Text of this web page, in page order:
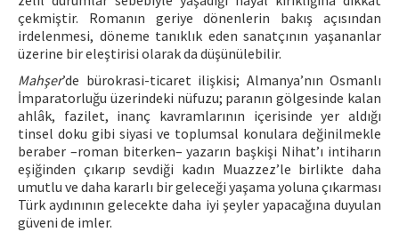
çekmiştir. Romanın geriye dönenlerin bakış açısından
irdelenmesi, döneme tanıklık eden sanatçının yaşananlar
üzerine bir eleştirisi olarak da düşünülebilir.
Mahşer’de bürokrasi-ticaret ilişkisi; Almanya’nın Osmanlı
İmparatorluğu üzerindeki nüfuzu; paranın gölgesinde kalan
ahlâk, fazilet, inanç kavramlarının içerisinde yer aldığı
tinsel doku gibi siyasi ve toplumsal konulara değinilmekle
beraber –roman biterken– yazarın başkişi Nihat’ı intiharın
eşiğinden çıkarıp sevdiği kadın Muazzez’le birlikte daha
umutlu ve daha kararlı bir geleceği yaşama yoluna çıkarması
Türk aydınının gelecekte daha iyi şeyler yapacağına duyulan
güveni de imler.